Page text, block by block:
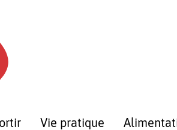
Vie pratique